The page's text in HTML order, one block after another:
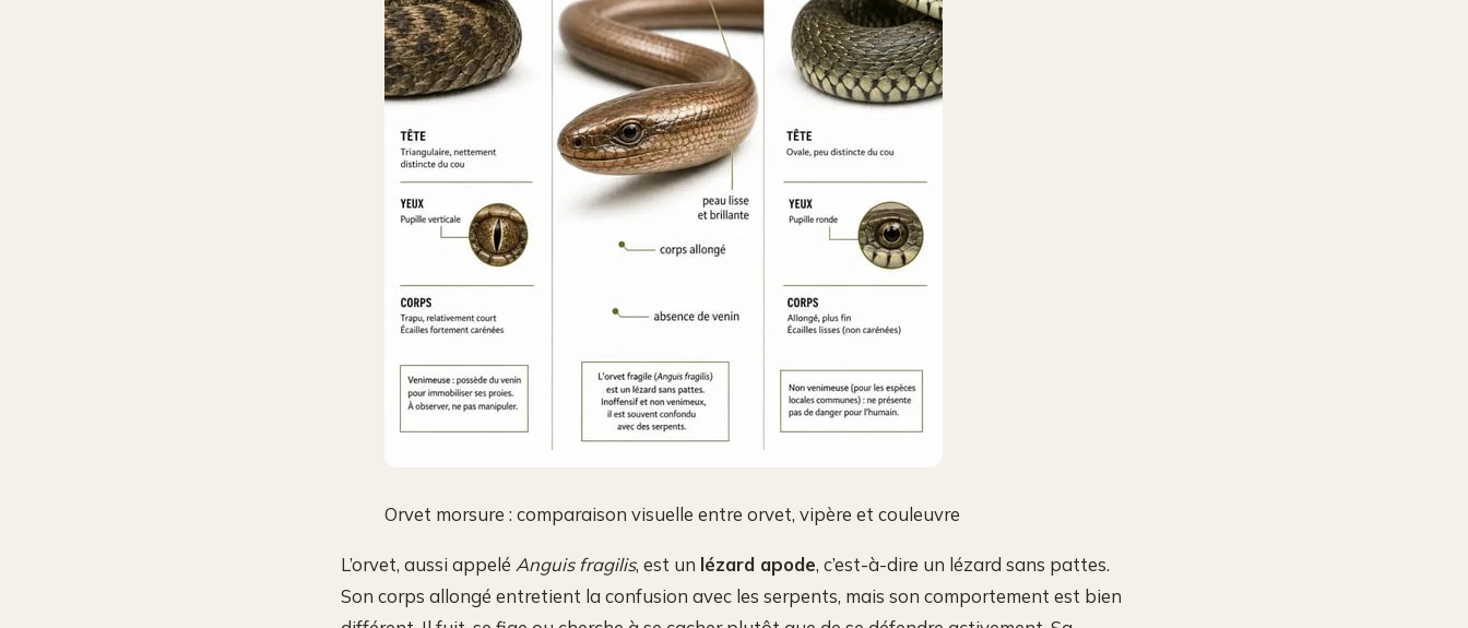
Orvet morsure : comparaison visuelle entre orvet, vipère et couleuvre
L’orvet, aussi appelé Anguis fragilis, est un lézard apode, c’est-à-dire un lézard sans pattes.
Son corps allongé entretient la confusion avec les serpents, mais son comportement est bien